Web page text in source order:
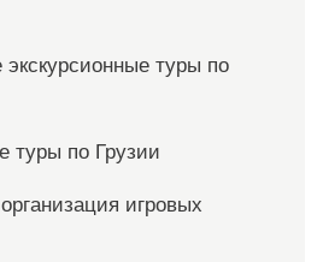
туры по
туры по Грузии
игровых